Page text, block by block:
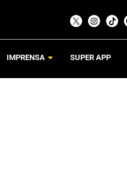
IMPRENSA SUPER APP